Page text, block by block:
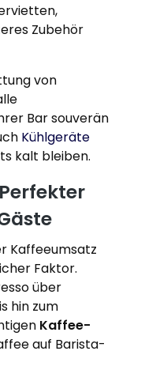
Zubehör
von
Bar souverän
Kühlgeräte
kalt bleiben.
Kaffeeumsatz
Faktor.
über
hin zum
Kaffee-
auf Barista-